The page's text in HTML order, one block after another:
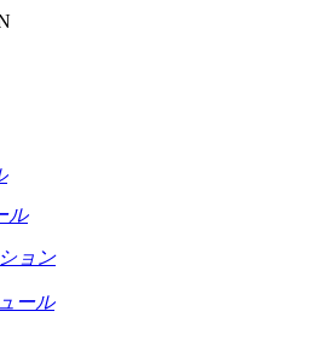
ル
ョン
ール